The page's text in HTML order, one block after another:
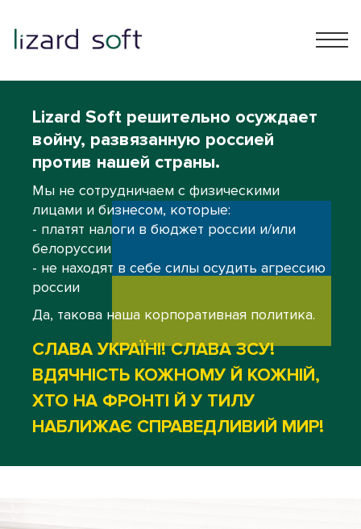
Lizard Soft решительно осуждает
войну, развязанную россией
против нашей страны.
Мы не сотрудничаем с физическими
лицами и бизнесом, которые:
- платят налоги в бюджет россии и/или
белоруссии
- не находят в себе силы осудить агрессию
россии
Да, такова наша корпоративная политика.
СЛАВА УКРАЇНІ! СЛАВА ЗСУ!
ВДЯЧНІСТЬ КОЖНОМУ Й КОЖНІЙ,
ХТО НА ФРОНТІ Й У ТИЛУ
НАБЛИЖАЄ СПРАВЕДЛИВИЙ МИР!